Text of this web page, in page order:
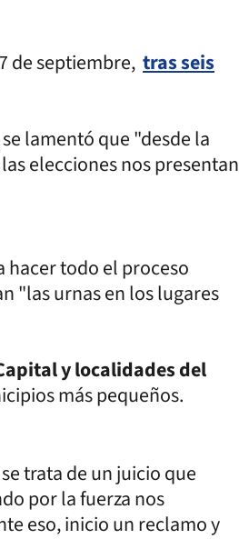
de septiembre, tras seis
lamentó que "desde la
elecciones nos presentan
hacer todo el proceso
"las urnas en los lugares
y localidades del
más pequeños.
trata de un juicio que
por la fuerza nos
eso, inicio un reclamo y